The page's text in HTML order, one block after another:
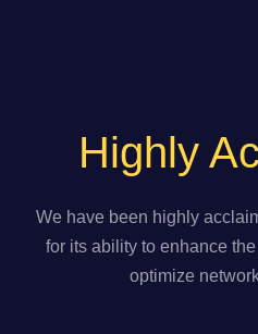
Highly
We have been highly
for its ability to enhance
optimize